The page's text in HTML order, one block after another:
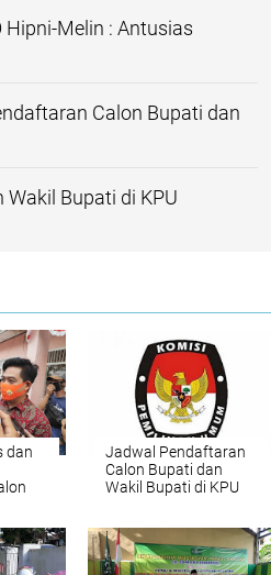
Hipni-Melin : Antusias
Calon Bupati dan
Bupati di KPU
dan
Jadwal Pendaftaran
Calon Bupati dan
Wakil Bupati di KPU